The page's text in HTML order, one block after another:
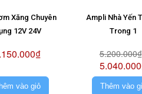
Xăng Chuyên
12V 24V
vào giỏ
Ampli Nhà Yến
Trong 1
5.200.000₫
Thêm vào